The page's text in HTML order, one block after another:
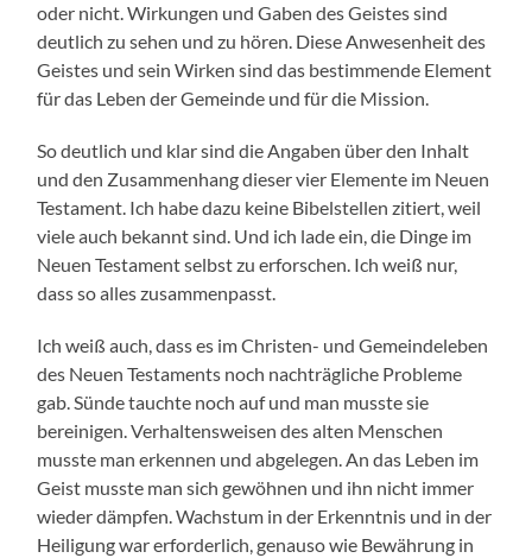
oder nicht. Wirkungen und Gaben des Geistes sind
deutlich zu sehen und zu hören. Diese Anwesenheit des
Geistes und sein Wirken sind das bestimmende Element
für das Leben der Gemeinde und für die Mission.
So deutlich und klar sind die Angaben über den Inhalt
und den Zusammenhang dieser vier Elemente im Neuen
Testament. Ich habe dazu keine Bibelstellen zitiert, weil
viele auch bekannt sind. Und ich lade ein, die Dinge im
Neuen Testament selbst zu erforschen. Ich weiß nur,
dass so alles zusammenpasst.
Ich weiß auch, dass es im Christen- und Gemeindeleben
des Neuen Testaments noch nachträgliche Probleme
gab. Sünde tauchte noch auf und man musste sie
bereinigen. Verhaltensweisen des alten Menschen
musste man erkennen und abgelegen. An das Leben im
Geist musste man sich gewöhnen und ihn nicht immer
wieder dämpfen. Wachstum in der Erkenntnis und in der
Heiligung war erforderlich, genauso wie Bewährung in